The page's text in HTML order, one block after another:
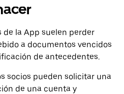
de la App suelen perder
a documentos vencidos
de antecedentes.
socios pueden solicitar una
de una cuenta y